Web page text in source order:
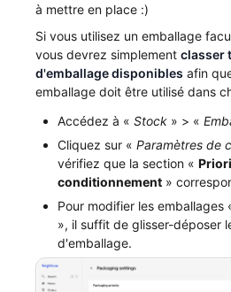
à mettre en place :)
Si vous utilisez un emballage
vous devrez simplementclasser
d'emballage disponibles afin
emballage doit être utilisé dans
Accédez à «Stock » > «
Cliquez sur «Paramètres de
vérifiez que la section «
conditionnement »
Pour modifier les emballages
», il suffit de glisser-déposer
d'emballage.